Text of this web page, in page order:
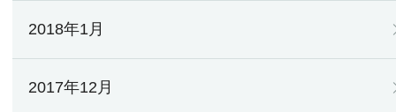
2018年1月
2017年12月